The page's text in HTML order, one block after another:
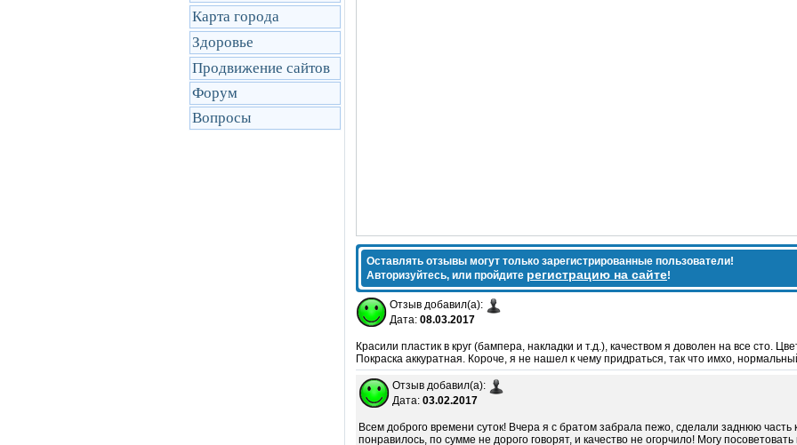
Карта города
Здоровье
Продвижение сайтов
Форум
Вопросы
Оставлять отзывы могут только зарегистрированные пользователи!
Авторизуйтесь, или пройдите регистрацию на сайте!
Отзыв добавил(а):
Дата: 08.03.2017
Красили пластик в круг (бампера, накладки и т.д.), качеством я доволен на все сто.
Покраска аккуратная. Короче, я не нашел к чему придраться, так что имхо,
Отзыв добавил(а):
Дата: 03.02.2017
Всем доброго времени суток! Вчера я с братом забрала пежо, сделали заднюю часть
понравилось, по сумме не дорого говорят, и качество не огорчило! Могу посоветовать